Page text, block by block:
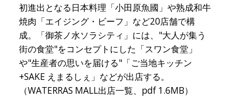
初進出となる日本料理「小田原魚國」や熟成和牛
焼肉「エイジング・ビーフ」など20店舗で構
成。「御茶ノ水ソラシティ」には、"大人が集う
街の食堂"をコンセプトにした「スワン食堂」
や"生産者の思いを届ける"「ご当地キッチン
+SAKE えまるしぇ」などが出店する。
（WATERRAS MALL出店一覧、pdf 1.6MB）